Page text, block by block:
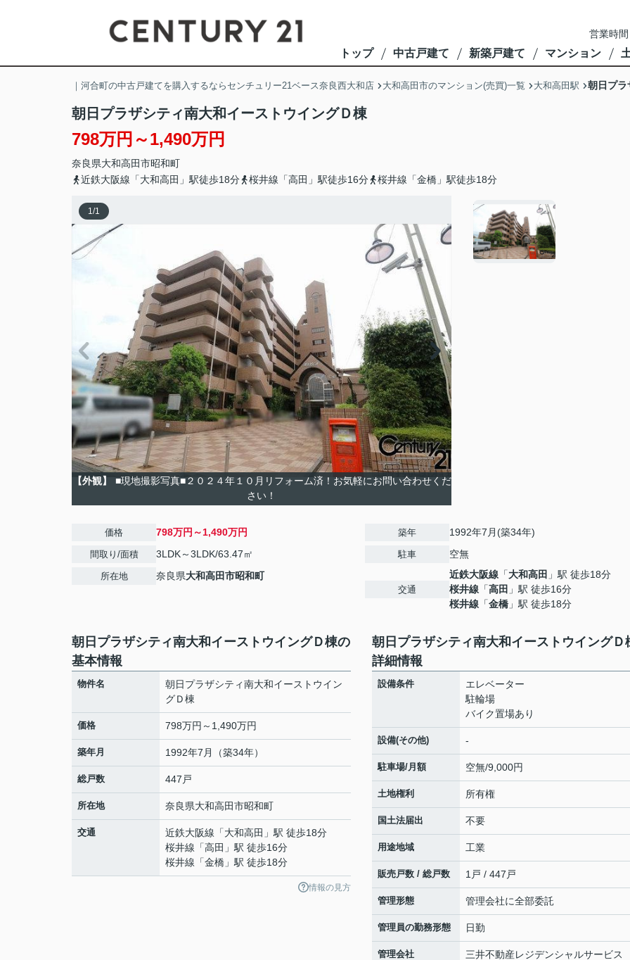
営業時
トップ 中古戸建て 新築戸建て マンション
｜河合町の中古戸建てを購入するならセンチュリー21ベース奈良西大和店 大和高田市のマンション(売買)一覧 大和高田駅 朝日プラ
朝日プラザシティ南大和イーストウイングＤ棟
798万円～1,490万円
奈良県大和高田市昭和町
近鉄大阪線「大和高田」駅徒歩18分
桜井線「高田」駅徒歩16分 桜井線「金橋」駅徒歩18分
1/1
【外観】
■現地撮影写真■２０２４年１０月リフォーム済！お気軽にお問い合わせくだ
さい！
価格 798万円～1,490万円
間取り/面積 3LDK～3LDK/63.47㎡
所在地 奈良県大和高田市昭和町
築年 1992年7月(築34年)
駐車 空無
交通
近鉄大阪線 「大和高田 」駅 徒歩18分
桜井線 「高田 」駅 徒歩16分
桜井線 「金橋 」駅 徒歩18分
朝日プラザシティ南大和イーストウイングＤ棟の
基本情報
物件名
朝日プラザシティ南大和イーストウイン
グＤ棟
価格 798万円～1,490万円
築年月 1992年7月（築34年）
総戸数 447戸
所在地 奈良県大和高田市昭和町
交通 近鉄大阪線 「大和高田 」駅 徒歩18分
桜井線 「高田 」駅 徒歩16分
桜井線 「金橋 」駅 徒歩18分
情報の見方
朝日プラザシティ南大和イーストウイングＤ
詳細情報
設備条件
エレベーター
駐輪場
バイク置場あり
設備(その他) -
駐車場/月額 空無/9,000円
土地権利 所有権
国土法届出 不要
用途地域 工業
販売戸数 / 総戸数 1戸 / 447戸
管理形態 管理会社に全部委託
管理員の勤務形態 日勤
管理会社 三井不動産レジデンシャルサービス